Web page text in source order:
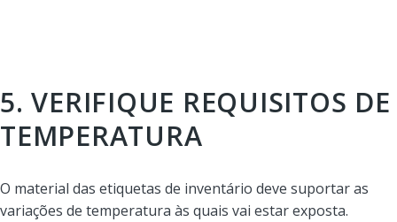
5. VERIFIQUE REQUISITOS DE
TEMPERATURA
O material das etiquetas de inventário deve suportar as
variações de temperatura às quais vai estar exposta.